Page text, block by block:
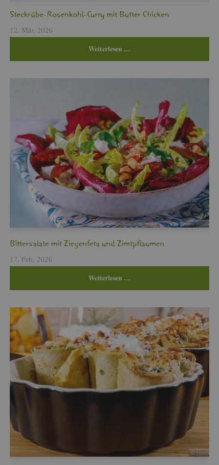
Steck­rü­be-Ro­sen­kohl-Curry mit But­ter Chi­cken
12. Mär, 2026
Wei­ter­le­sen …
Bit­ter­sa­la­te mit Zie­gen­fe­ta und Zimt­pflau­men
17. Feb, 2026
Wei­ter­le­sen …